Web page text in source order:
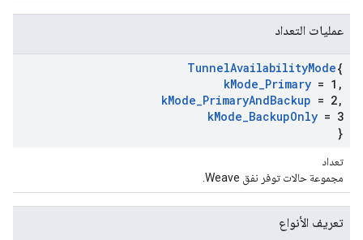
عمليات التعداد
TunnelAvailabilityMode{
kMode_Primary = 1 ,
kMode_PrimaryAndBackup = 2,
kMode_BackupOnly = 3
}
تعداد
مجموعة حالات توفر نفق Weave.
تعريف الأنواع